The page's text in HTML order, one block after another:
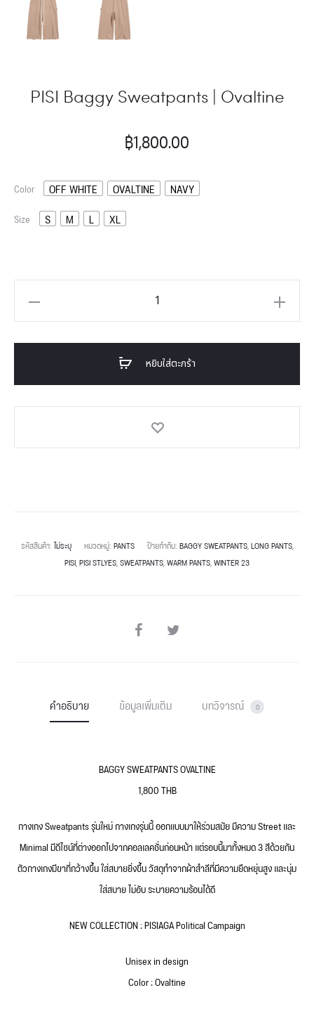
PISI Baggy Sweatpants | Ovaltine
฿1,800.00
Color OFF WHITE OVALTINE NAVY
Size S M L XL
หยิบใส่ตะกร้า
รหัสสินค้า: ไม่ระบุ หมวดหมู่: PANTS ป้ายกำกับ: BAGGY SWEATPANTS, LONG PANTS,
PISI PISI STLYES SWEATPANTS WARM PANTS WINTER 23
คำอธิบาย ข้อมูลเพิ่มเติม บทวิจารณ์ 0
BAGGY SWEATPANTS OVALTINE
1,800 THB
กางเกง Sweatpants รุ่นใหม่ กางเกงรุ่นนี้ ออกแบบมาให้ร่วมสมัย มีความ Street และ
Minimal มีดีไซน์ที่ต่างออกไปจากคอลเลคชั่นก่อนหน้า แต่รอบนี้มาทั้งหมด 3 สีด้วยกัน
ตัวกางเกงมีขาที่กว้างขึ้น ใส่สบายยิ่งขึ้น วัสดุทำจากผ้าสำลีที่มีความยืดหยุ่นสูง และนุ่ม
ใส่สบาย ไม่อับ ระบายความร้อนได้ดี
NEW COLLECTION : PISIAGA Political Campaign
Unisex in design
Color : Ovaltine